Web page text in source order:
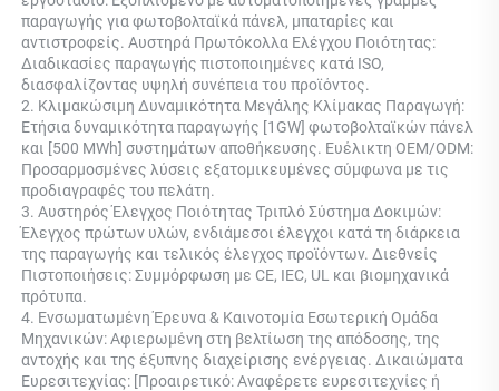
παραγωγής για φωτοβολταϊκά πάνελ, μπαταρίες και
αντιστροφείς. Αυστηρά Πρωτόκολλα Ελέγχου Ποιότητας:
Διαδικασίες παραγωγής πιστοποιημένες κατά ISO,
διασφαλίζοντας υψηλή συνέπεια του προϊόντος.
2. Κλιμακώσιμη Δυναμικότητα Μεγάλης Κλίμακας Παραγωγή:
Ετήσια δυναμικότητα παραγωγής [1GW] φωτοβολταϊκών πάνελ
και [500 MWh] συστημάτων αποθήκευσης. Ευέλικτη OEM/ODM:
Προσαρμοσμένες λύσεις εξατομικευμένες σύμφωνα με τις
προδιαγραφές του πελάτη.
3. Αυστηρός Έλεγχος Ποιότητας Τριπλό Σύστημα Δοκιμών:
Έλεγχος πρώτων υλών, ενδιάμεσοι έλεγχοι κατά τη διάρκεια
της παραγωγής και τελικός έλεγχος προϊόντων. Διεθνείς
Πιστοποιήσεις: Συμμόρφωση με CE, IEC, UL και βιομηχανικά
πρότυπα.
4. Ενσωματωμένη Έρευνα & Καινοτομία Εσωτερική Ομάδα
Μηχανικών: Αφιερωμένη στη βελτίωση της απόδοσης, της
αντοχής και της έξυπνης διαχείρισης ενέργειας. Δικαιώματα
Ευρεσιτεχνίας: [Προαιρετικό: Αναφέρετε ευρεσιτεχνίες ή